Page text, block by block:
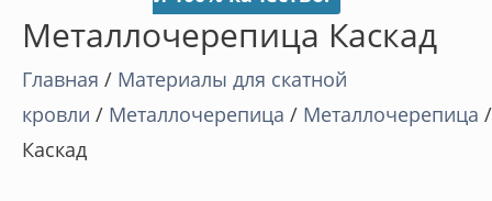
Металлочерепица Каскад
Главная / Материалы для скатной
кровли / Металлочерепица / Металлочерепица
Каскад